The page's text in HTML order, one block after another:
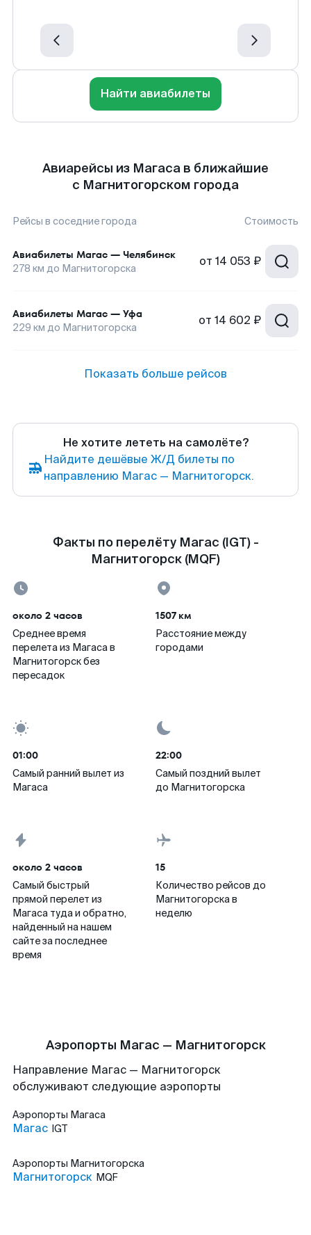
Найти авиабилеты
Авиарейсы из Магаса в ближайшие
с Магнитогорском города
Рейсы в соседние города Стоимость
Авиабилеты Магас — Челябинск
278 км до Магнитогорска от 14 053 ₽
Авиабилеты Магас — Уфа
229 км до Магнитогорска от 14 602 ₽
Показать больше рейсов
Не хотите лететь на самолёте?
Найдите дешёвые Ж/Д билеты по
направлению Магас — Магнитогорск.
Факты по перелёту Магас (IGT) -
Магнитогорск (MQF)
около 2 часов
Среднее время
перелета из Магаса в
Магнитогорск без
пересадок
1507 км
Расстояние между
городами
01:00
Самый ранний вылет из
Магаса
22:00
Самый поздний вылет
до Магнитогорска
около 2 часов
Самый быстрый
прямой перелет из
Магаса туда и обратно,
найденный на нашем
сайте за последнее
время
15
Количество рейсов до
Магнитогорска в
неделю
Аэропорты Магас — Магнитогорск
Направление Магас — Магнитогорск
обслуживают следующие аэропорты
Аэропорты Магаса
Магас IGT
Аэропорты Магнитогорска
Магнитогорск MQF